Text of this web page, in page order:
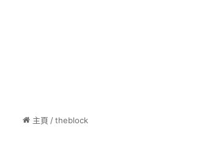
主頁 /theblock